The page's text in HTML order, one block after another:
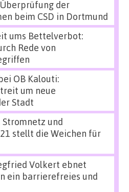
der
beim CSD in Dortmund
ums Bettelverbot:
Rede von
OB Kalouti:
um neue
Stadt
Stromnetz und
stellt die Weichen für
Volkert ebnet
ein barrierefreies und